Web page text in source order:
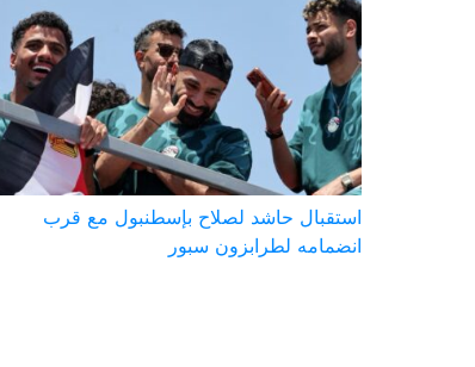
استقبال حاشد لصلاح بإسطنبول مع قرب
انضمامه لطرابزون سبور